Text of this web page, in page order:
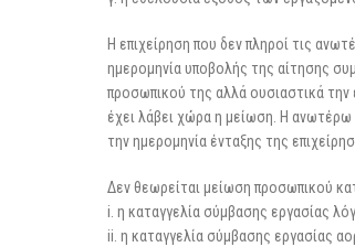
Η επιχείρηση που δεν πληροί τις
ημερομηνία υποβολής της αίτησης
προσωπικού της αλλά ουσιαστικά
έχει λάβει χώρα η μείωση. Η ανωτέρω
την ημερομηνία ένταξης της
Δεν θεωρείται μείωση προσωπικού
i. η καταγγελία σύμβασης εργασίας
ii. η καταγγελία σύμβασης εργασίας